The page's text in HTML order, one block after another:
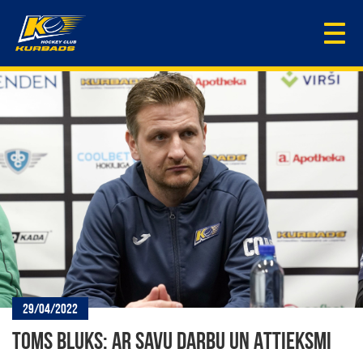
29/04/2022
TOMS BLUKS: AR SAVU DARBU UN ATTIEKSMI